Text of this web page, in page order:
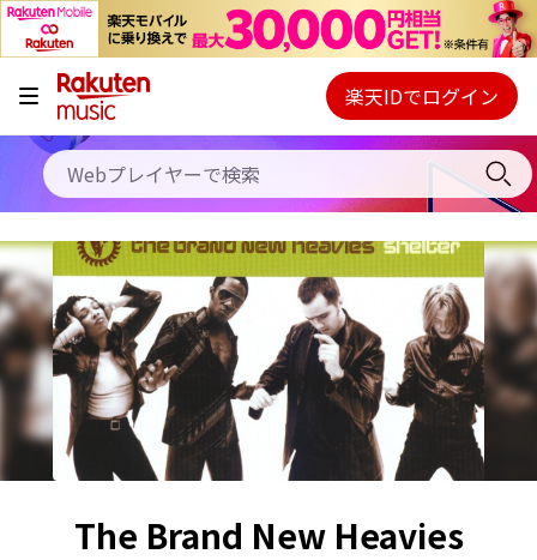
キャンペーン
料金プラン
使い方
初回30日間無料お試し
Webプレイヤー
ご契約内容の確認・変更
楽天IDでログイン
The Brand New Heavies